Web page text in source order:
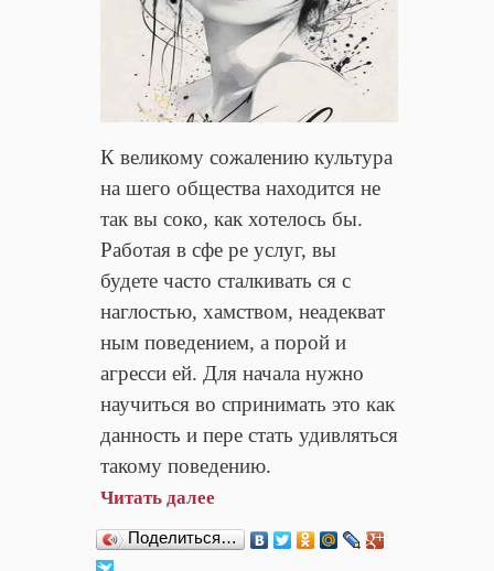
К великому сожалению культура
на шего общества находится не
так вы соко, как хотелось бы.
Работая в сфе ре услуг, вы
будете часто сталкивать ся с
наглостью, хамством, неадекват
ным поведением, а порой и
агресси ей. Для начала нужно
научиться во спринимать это как
данность и пере стать удивляться
такому поведению.
Читать далее
Поделиться…